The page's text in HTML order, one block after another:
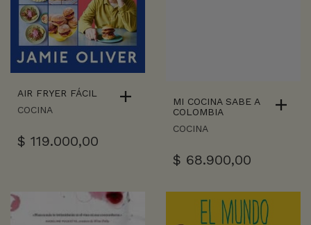
AIR FRYER FÁCIL
COCINA
$ 119.000,00
MI COCINA SABE A
COLOMBIA
COCINA
$ 68.900,00